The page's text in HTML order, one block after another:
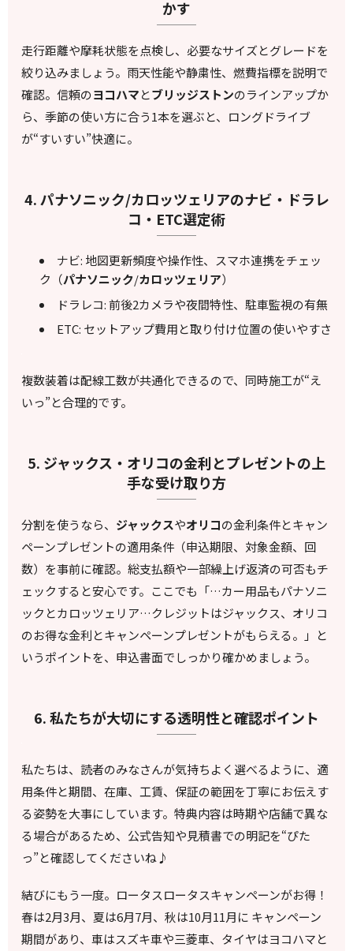
かす
走行距離や摩耗状態を点検し、必要なサイズとグレードを
絞り込みましょう。雨天性能や静粛性、燃費指標を説明で
確認。信頼のヨコハマとブリッジストンのラインアップか
ら、季節の使い方に合う1本を選ぶと、ロングドライブ
が“すいすい”快適に。
4. パナソニック/カロッツェリアのナビ・ドラレ
コ・ETC選定術
ナビ: 地図更新頻度や操作性、スマホ連携をチェッ
ク（パナソニック/カロッツェリア）
ドラレコ: 前後2カメラや夜間特性、駐車監視の有無
ETC: セットアップ費用と取り付け位置の使いやすさ
複数装着は配線工数が共通化できるので、同時施工が“え
いっ”と合理的です。
5. ジャックス・オリコの金利とプレゼントの上
手な受け取り方
分割を使うなら、 ジャックスやオリコの金利条件とキャン
ペーンプレゼントの適用条件（申込期限、対象金額、回
数）を事前に確認。総支払額や一部繰上げ返済の可否もチ
ェックすると安心です。ここでも「…カー用品もパナソニ
ックとカロッツェリア…クレジットはジャックス、オリコ
のお得な金利とキャンペーンプレゼントがもらえる。」と
いうポイントを、申込書面でしっかり確かめましょう。
6. 私たちが大切にする透明性と確認ポイント
私たちは、読者のみなさんが気持ちよく選べるように、適
用条件と期間、在庫、工賃、保証の範囲を丁寧にお伝えす
る姿勢を大事にしています。特典内容は時期や店舗で異な
る場合があるため、公式告知や見積書での明記を“ぴた
っ”と確認してくださいね♪
結びにもう一度。ロータスロータスキャンペーンがお得！
春は2月3月、夏は6月7月、秋は10月11月に キャンペーン
期間があり、車はスズキ車や三菱車、タイヤはヨコハマと